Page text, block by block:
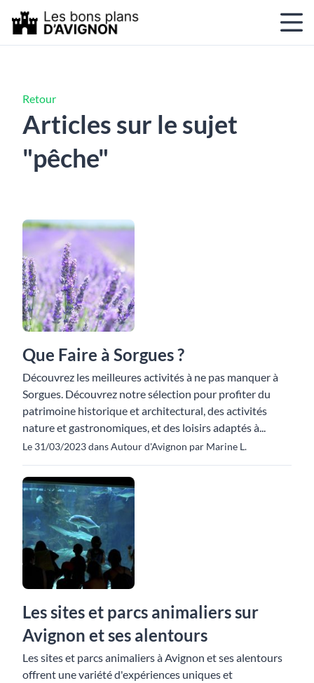
Retour
Articles sur le sujet
"pêche"
Que Faire à Sorgues ?
Découvrez les meilleures activités à ne pas manquer à
Sorgues. Découvrez notre sélection pour profiter du
patrimoine historique et architectural, des activités
nature et gastronomiques, et des loisirs adaptés à...
Le 31/03/2023 dans Autour d'Avignon par Marine L.
Les sites et parcs animaliers sur
Avignon et ses alentours
Les sites et parcs animaliers à Avignon et ses alentours
offrent une variété d'expériences uniques et